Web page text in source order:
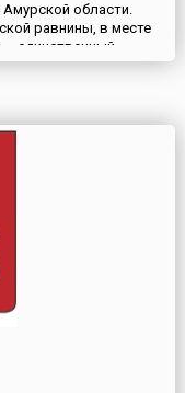
области.
равнины, в месте
– единственный
находится на
путешественники
1644 года; здесь
В 1653 го...